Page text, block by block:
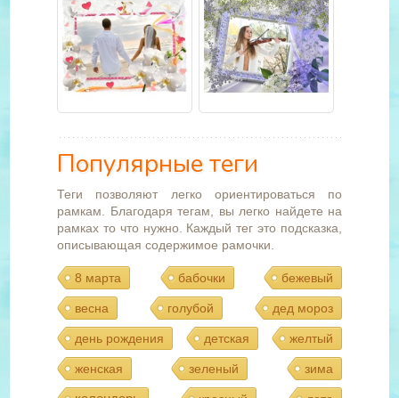
Популярные теги
Теги позволяют легко ориентироваться по
рамкам. Благодаря тегам, вы легко найдете на
рамках то что нужно. Каждый тег это подсказка,
описывающая содержимое рамочки.
8 марта бабочки бежевый
весна голубой дед мороз
день рождения детская желтый
женская зеленый зима